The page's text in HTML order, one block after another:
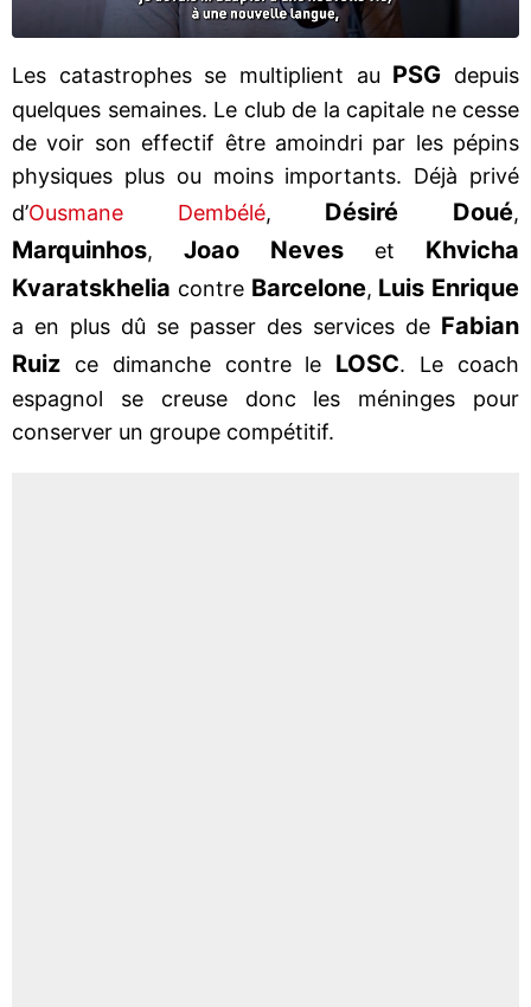
Les catastrophes se multiplient au PSG depuis
quelques semaines. Le club de la capitale ne cesse
de voir son effectif être amoindri par les pépins
physiques plus ou moins importants. Déjà privé
d’Ousmane Dembélé, Désiré Doué,
Marquinhos, Joao Neves et Khvicha
Kvaratskhelia contre Barcelone, Luis Enrique
a en plus dû se passer des services de Fabian
Ruiz ce dimanche contre le LOSC. Le coach
espagnol se creuse donc les méninges pour
conserver un groupe compétitif.